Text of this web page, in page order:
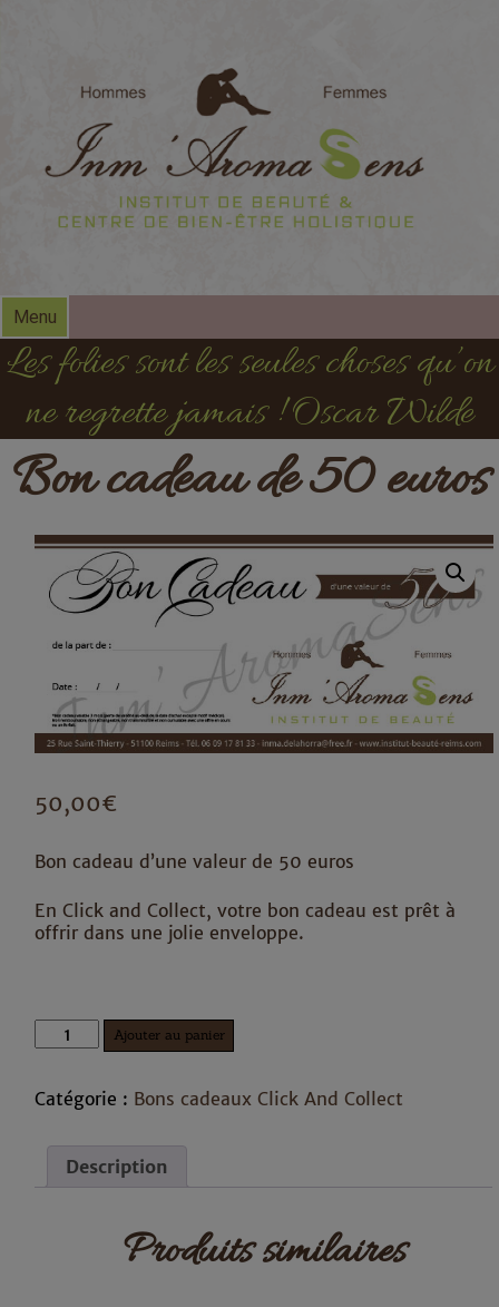
Menu
Les folies sont les seules choses qu’on
ne regrette jamais ! Oscar Wilde
Bon cadeau de 50 euros
50,00€
Bon cadeau d’une valeur de 50 euros
En Click and Collect, votre bon cadeau est prêt à
offrir dans une jolie enveloppe.
quantité
de
cadeau
50
euros
Ajouter au panier
Catégorie : Bons cadeaux Click And Collect
Description
Produits similaires